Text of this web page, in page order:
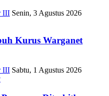
III Senin, 3 Agustus 2026
Kurus Warganet
III Sabtu, 1 Agustus 2026